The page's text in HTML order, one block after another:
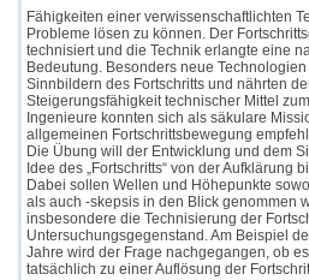
Fähigkeiten einer verwissenschaftlichten
Probleme lösen zu können. Der
technisiert und die Technik erlangte eine
Bedeutung. Besonders neue
Sinnbildern des Fortschritts und nährten
Steigerungsfähigkeit technischer Mittel
Ingenieure konnten sich als säkulare
allgemeinen Fortschrittsbewegung
Die Übung will der Entwicklung und dem
Idee des „Fortschritts“ von der Aufklärung
Dabei sollen Wellen und Höhepunkte
als auch -skepsis in den Blick genommen
insbesondere die Technisierung der
Untersuchungsgegenstand. Am Beispiel
Jahre wird der Frage nachgegangen, ob
tatsächlich zu einer Auflösung der